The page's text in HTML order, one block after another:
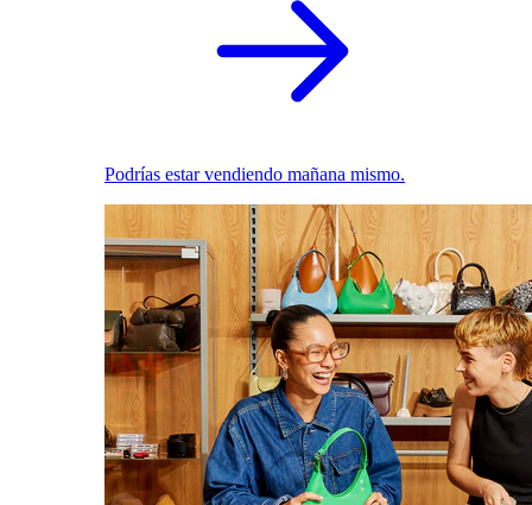
Podrías estar vendiendo mañana mismo.